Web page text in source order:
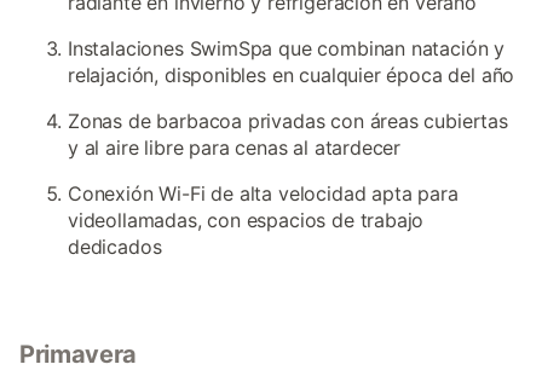
Instalaciones SwimSpa que combinan natación y
relajación, disponibles en cualquier época del año
Zonas de barbacoa privadas con áreas cubiertas
y al aire libre para cenas al atardecer
Conexión Wi-Fi de alta velocidad apta para
videollamadas, con espacios de trabajo
dedicados
Primavera